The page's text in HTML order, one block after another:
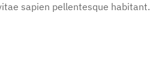
sapien pellentesque